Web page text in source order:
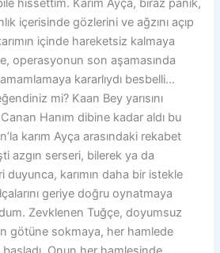
hissettim. Karım Ayça, biraz panik,
içerisinde gözlerini ve ağzını açıp
içinde hareketsiz kalmaya
operasyonun son aşamasında
kararlıydı besbelli…
mi? Kaan Bey yarısını
Hanım dibine kadar aldı bu
karım Ayça arasındaki rekabet
azgın serseri, bilerek ya da
karımın daha bir istekle
geriye doğru oynatmaya
Zevklenen Tuğçe, doyumsuz
götüne sokmaya, her hamlede